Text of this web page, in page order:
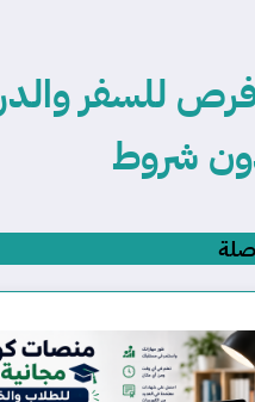
للسفر
شروط